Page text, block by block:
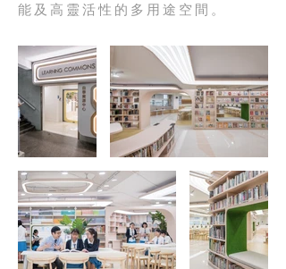
能及高靈活性的多用途空間。